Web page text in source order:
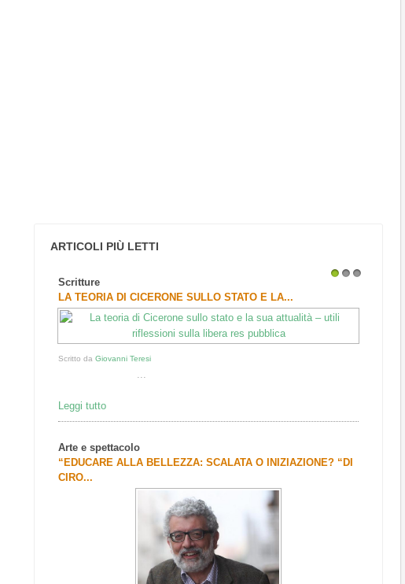
ARTICOLI PIÙ LETTI
Scritture
LA TEORIA DI CICERONE SULLO STATO E LA...
Scritto daGiovanni Teresi
...
Leggi tutto
Arte e spettacolo
“EDUCARE ALLA BELLEZZA: SCALATA O INIZIAZIONE? “DI
CIRO...